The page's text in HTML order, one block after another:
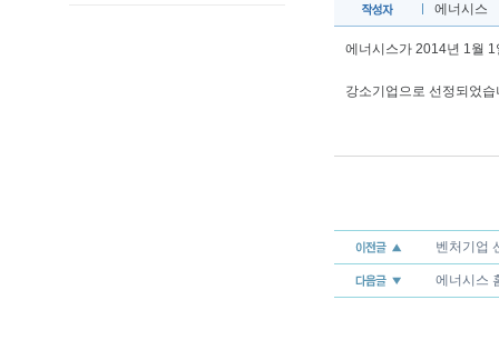
에너시스
에너시스가 2014년 1월
강소기업으로 선정되었습
벤처기업
에너시스